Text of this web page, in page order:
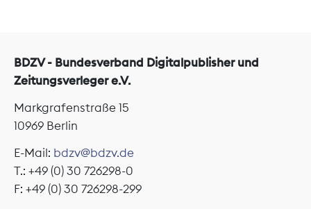
BDZV - Bundesverband Digitalpublisher und
Zeitungsverleger e.V.
Markgrafenstraße 15
10969 Berlin
E-Mail: bdzv@bdzv.de
T.: +49 (0) 30 726298-0
F: +49 (0) 30 726298-299